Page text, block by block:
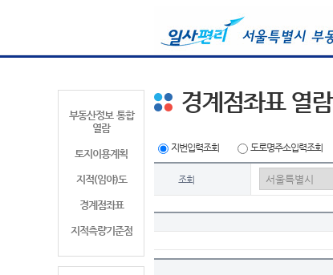
부동산정보 통합
열람
토지이용계획
지적(임야)도
경계점좌표
지적측량기준점
경계점좌표 열람
지번입력조회 도로명주소입력조회
조회